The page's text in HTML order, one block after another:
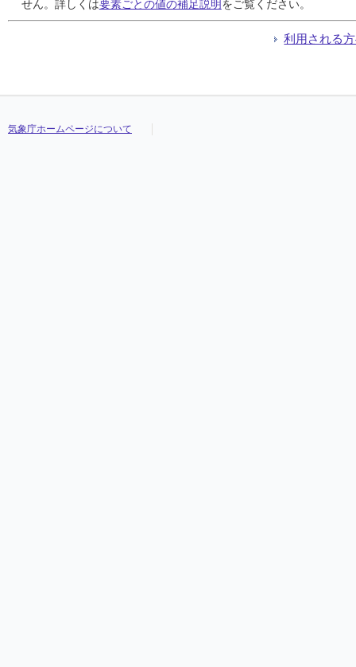
せん。詳しくは要素ごとの値の補足説明をご覧ください。
利用される
気象庁ホームページについて